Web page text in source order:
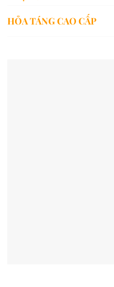
HỎA TÁNG CAO CẤP